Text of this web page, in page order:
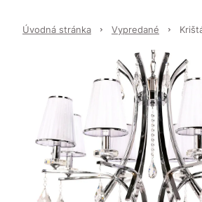
Úvodná stránka Vypredané